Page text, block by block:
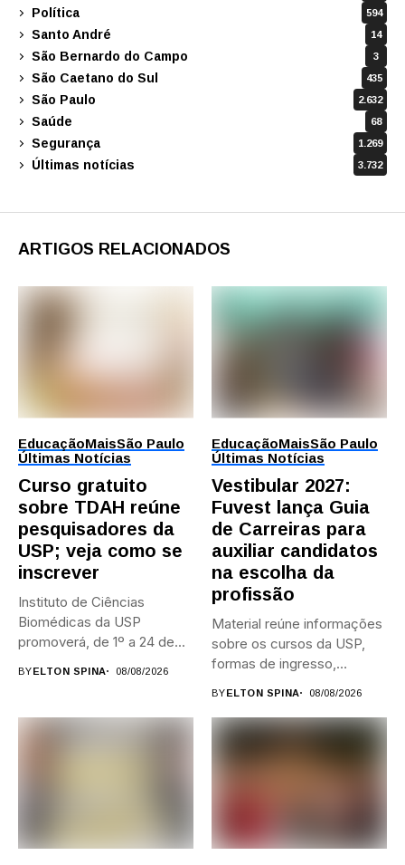
Política 594
Santo André 14
São Bernardo do Campo 3
São Caetano do Sul 435
São Paulo 2.632
Saúde 68
Segurança 1.269
Últimas notícias 3.732
ARTIGOS RELACIONADOS
EducaçãoMaisSão Paulo
Últimas Notícias
Curso gratuito
sobre TDAH reúne
pesquisadores da
USP; veja como se
inscrever
Instituto de Ciências
Biomédicas da USP
promoverá, de 1º a 24 de...
BYELTON SPINA 08/08/2026
EducaçãoMaisSão Paulo
Últimas Notícias
Vestibular 2027:
Fuvest lança Guia
de Carreiras para
auxiliar candidatos
na escolha da
profissão
Material reúne informações
sobre os cursos da USP,
formas de ingresso,
BYELTON SPINA 08/08/2026